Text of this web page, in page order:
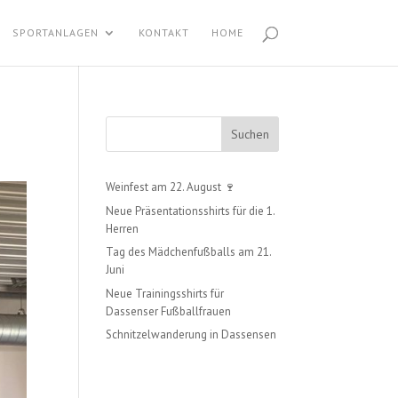
SPORTANLAGEN KONTAKT HOME
Suchen
Weinfest am 22. August 🍷
Neue Präsentationsshirts für die 1.
Herren
Tag des Mädchenfußballs am 21.
Juni
Neue Trainingsshirts für
Dassenser Fußballfrauen
Schnitzelwanderung in Dassensen